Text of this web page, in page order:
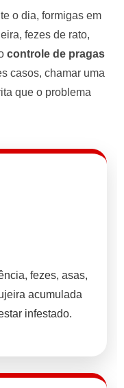
o dia, formigas em
fezes de rato,
controle de pragas
casos, chamar uma
que o problema
fezes, asas,
acumulada
infestado.